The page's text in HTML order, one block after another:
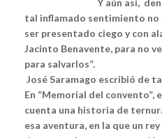
Y aún así,
tal inflamado sentimiento no
ser presentado ciego y con
Jacinto Benavente, para no
para salvarlos”.
José Saramago escribió de
En “Memorial del convento”,
cuenta una historia de
esa aventura, en la que un